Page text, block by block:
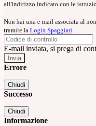
all'indirizzo indicato con le
Non hai una e-mail associata al
tramite la Login Spaggiari
E-mail inviata, si prega di
Errore
Chiudi
Successo
Chiudi
Informazione